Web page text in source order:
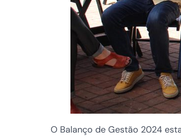
O Balanço de Gestão 2024